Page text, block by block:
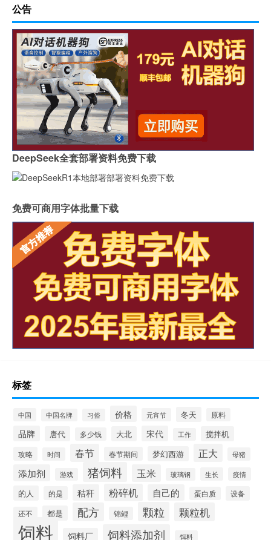
公告
DeepSeek全套部署资料免费下载
免费可商用字体批量下载
标签
中国 中国名牌 习俗 价格 元宵节 冬天 原料
品牌 唐代 多少钱 大北 宋代 工作 搅拌机
攻略 时间 春节 春节期间 梦幻西游 正大 母猪
添加剂 游戏 猪饲料 玉米 玻璃钢 生长 疫情
的人 的是 秸秆 粉碎机 自己的 蛋白质 设备
还不 都是 配方 锦鲤 颗粒 颗粒机
饲料 饲料厂 饲料添加剂 饵料